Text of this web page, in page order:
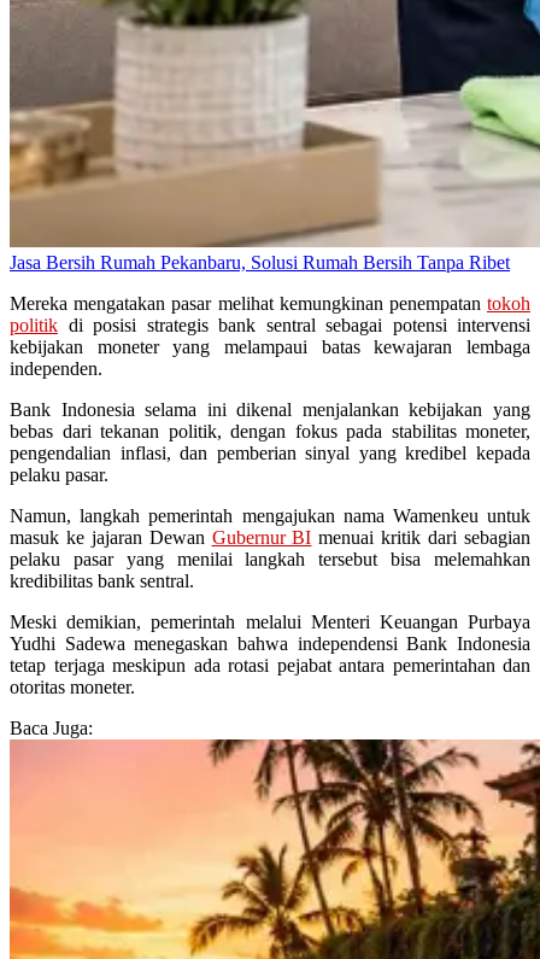
Jasa Bersih Rumah Pekanbaru, Solusi Rumah Bersih Tanpa Ribet
Mereka mengatakan pasar melihat kemungkinan penempatan tokoh
politik di posisi strategis bank sentral sebagai potensi intervensi
kebijakan moneter yang melampaui batas kewajaran lembaga
independen.
Bank Indonesia selama ini dikenal menjalankan kebijakan yang
bebas dari tekanan politik, dengan fokus pada stabilitas moneter,
pengendalian inflasi, dan pemberian sinyal yang kredibel kepada
pelaku pasar.
Namun, langkah pemerintah mengajukan nama Wamenkeu untuk
masuk ke jajaran Dewan Gubernur BI menuai kritik dari sebagian
pelaku pasar yang menilai langkah tersebut bisa melemahkan
kredibilitas bank sentral.
Meski demikian, pemerintah melalui Menteri Keuangan Purbaya
Yudhi Sadewa menegaskan bahwa independensi Bank Indonesia
tetap terjaga meskipun ada rotasi pejabat antara pemerintahan dan
otoritas moneter.
Baca Juga: